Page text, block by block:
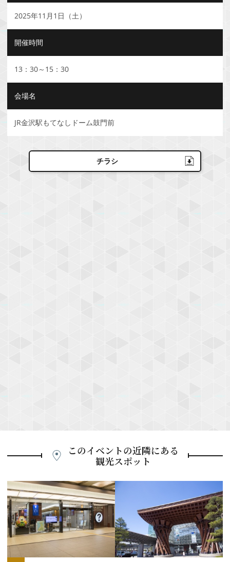
2025年11月1日（土）
開催時間
13：30～15：30
会場名
JR金沢駅もてなしドーム鼓門前
チラシ
このイベントの近隣にある
観光スポット
P
r
e
v
i
o
u
N
e
x
t